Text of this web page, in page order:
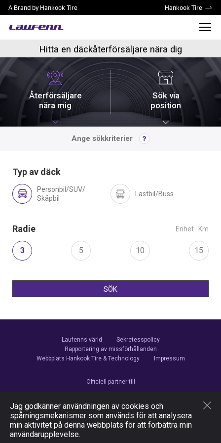
Jag godkänner användningen av cookies och
spårningsmekanismer som används för att analysera
min aktivitet på denna webbplats för att förbättra min
användarupplevelse.
A Brand by Hankook Tire Hankook Tire
Hitta en däckåterförsäljare nära dig
Återförsäljare
nära mig
Sök via
position
Ange sökkriterier
Typ av däck
Personbil/SUV/
Skåpbil
Lastbil/Buss
Radie Enhet : Km
3 5 10 15
SÖK
Laufenns värld
Sekretesspolicy
Rapportering av missförhållanden
Webbplats Hankook Tire & Technology
Impressum
Officiell partner till
Följ oss